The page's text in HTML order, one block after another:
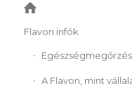
Flavon infók
A Flavon, mint